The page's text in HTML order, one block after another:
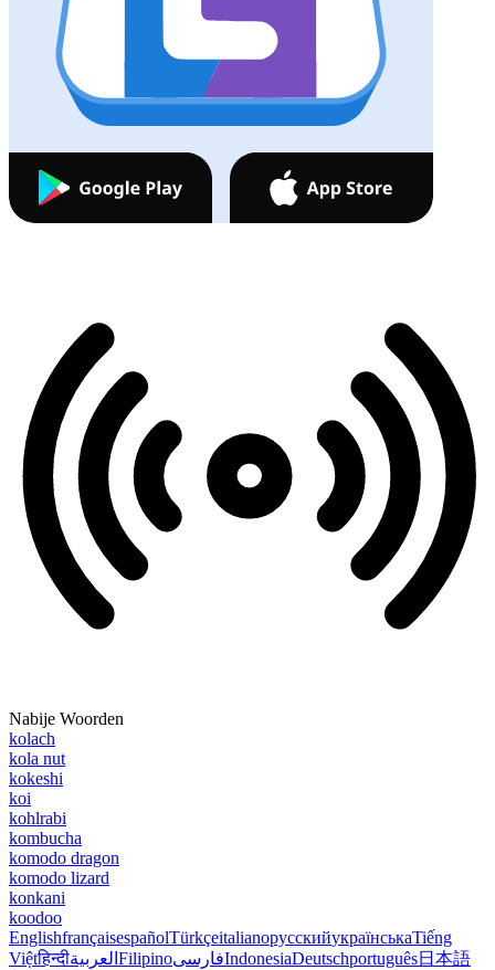
Nabije Woorden
kolach
kola nut
kokeshi
koi
kohlrabi
kombucha
komodo dragon
komodo lizard
konkani
koodoo
EnglishfrançaisespañolTürkçeitalianoрусскийукраїнськаTiếng
Việtहिन्दीالعربية FilipinoفارسیIndonesiaDeutschportuguês日本語